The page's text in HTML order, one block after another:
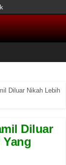
Diluar Nikah Lebih
Diluar